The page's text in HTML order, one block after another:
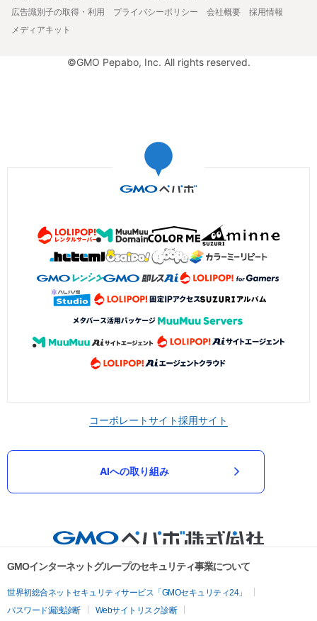
広告識別子の取得・利用
プライバシーポリシー 会社概要
採用情報
メディアキット
©GMO Pepabo, Inc. All rights reserved.
コーポレートサイト採用サイト
AIへの取り組み
GMOインターネットグループのセキュリティ事業について
世界初総合ネットセキュリティサービス「GMOセキュリティ24」
パスワード漏洩診断
Webサイトリスク診断